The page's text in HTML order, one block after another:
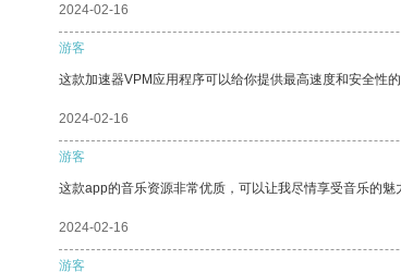
2024-02-16
游客
这款加速器VPM应用程序可以给你提供最高速度和安全性
2024-02-16
游客
这款app的音乐资源非常优质，可以让我尽情享受音乐的魅
2024-02-16
游客